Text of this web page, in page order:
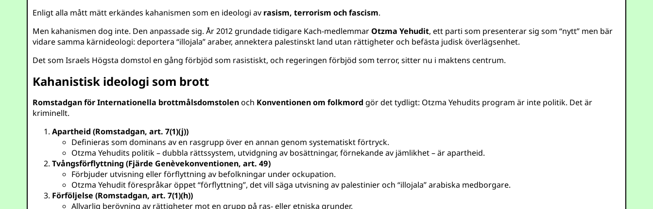
Enligt alla mått mätt erkändes kahanismen som en ideologi av rasism, terrorism och fascism.
Men kahanismen dog inte. Den anpassade sig. År 2012 grundade tidigare Kach-medlemmarOtzma Yehudit, ett parti som presenterar sig som “nytt” men bär
vidare samma kärnideologi: deportera “illojala” araber, annektera palestinskt land utan rättigheter och befästa judisk överlägsenhet.
Det som Israels Högsta domstol en gång förbjöd som rasistiskt, och regeringen förbjöd som terror, sitter nu i maktens centrum.
Kahanistisk ideologi som brott
Romstadgan för Internationella brottmålsdomstolenoch Konventionen om folkmord gör det tydligt: Otzma Yehudits program är inte politik. Det är
kriminellt.
Apartheid (Romstadgan, art. 7(1)(j))
Definieras som dominans av en rasgrupp över en annan genom systematiskt förtryck.
Otzma Yehudits politik – dubbla rättssystem, utvidgning av bosättningar, förnekande av jämlikhet – är apartheid.
Tvångsförflyttning (Fjärde Genèvekonventionen, art. 49)
Förbjuder utvisning eller förflyttning av befolkningar under ockupation.
Otzma Yehudit förespråkar öppet “förflyttning”, det vill säga utvisning av palestinier och “illojala” arabiska medborgare.
Förföljelse (Romstadgan, art. 7(1)(h))
Allvarlig berövning av rättigheter mot en grupp på ras- eller etniska grunder.